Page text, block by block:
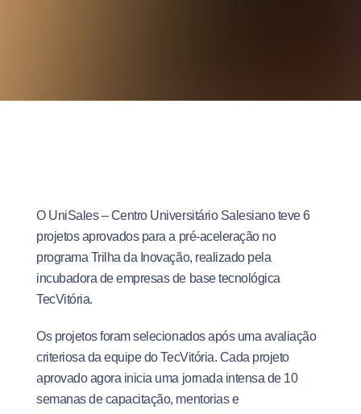
O UniSales – Centro Universitário Salesiano teve 6
projetos aprovados para a pré-aceleração no
programa Trilha da Inovação, realizado pela
incubadora de empresas de base tecnológica
TecVitória.
Os projetos foram selecionados após uma avaliação
criteriosa da equipe do TecVitória. Cada projeto
aprovado agora inicia uma jornada intensa de 10
semanas de capacitação, mentorias e